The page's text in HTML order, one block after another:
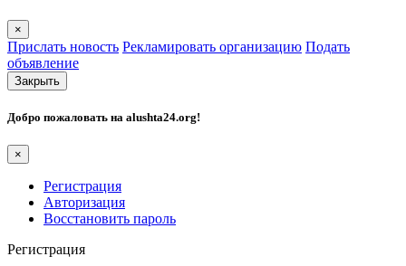
×
Прислать новость Рекламировать организацию Подать
объявление
Закрыть
Добро пожаловать на alushta24.org!
×
Регистрация
Авторизация
Восстановить пароль
Регистрация